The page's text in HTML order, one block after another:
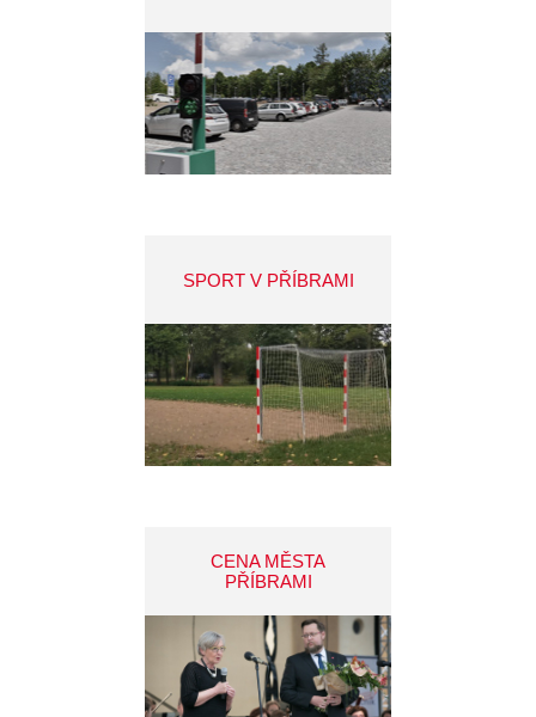
SPORT V PŘÍBRAMI
CENA MĚSTA
PŘÍBRAMI